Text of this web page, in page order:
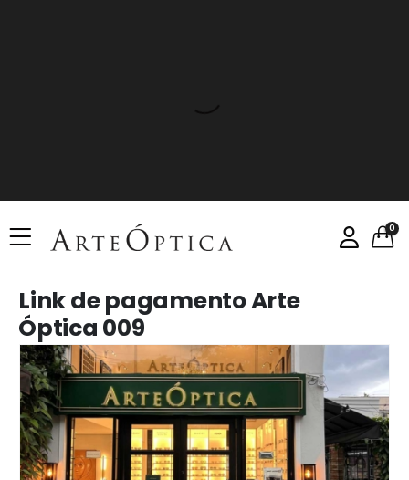
0
Link de pagamento Arte
Óptica 009